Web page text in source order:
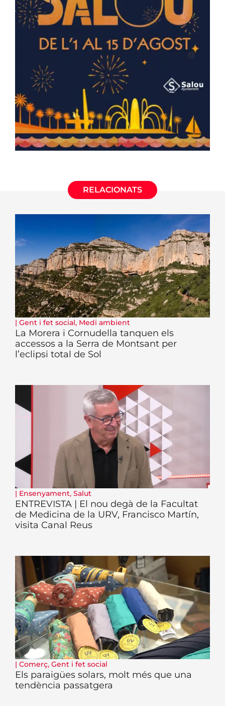
RELACIONATS
| Gent i fet social, Medi ambient
La Morera i Cornudella tanquen els
accessos a la Serra de Montsant per
l’eclipsi total de Sol
| Ensenyament, Salut
ENTREVISTA | El nou degà de la Facultat
de Medicina de la URV, Francisco Martín,
visita Canal Reus
| Comerç, Gent i fet social
Els paraigües solars, molt més que una
tendència passatgera